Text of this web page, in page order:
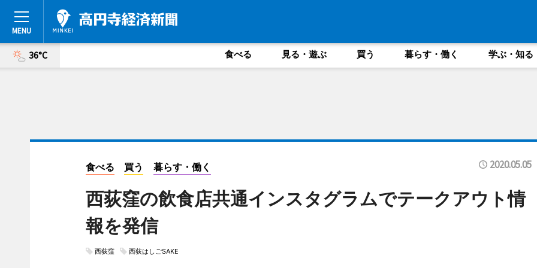
36°C 食べる 見る・遊ぶ 買う 暮らす・働く 学ぶ・知る
食べる 買う 暮らす・働く 2020.05.05
西荻窪の飲食店共通インスタグラムでテークアウト情
報を発信
西荻窪 西荻はしごSAKE